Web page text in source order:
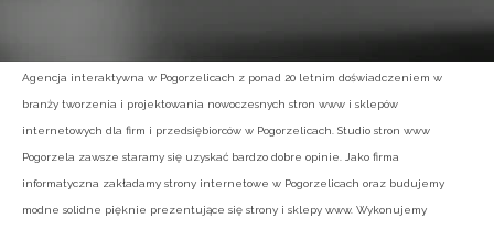
Agencja interaktywna w Pogorzelicach z ponad 20 letnim doświadczeniem w
branży tworzenia i projektowania nowoczesnych stron www i sklepów
internetowych dla firm i przedsiębiorców w Pogorzelicach. Studio stron www
Pogorzela zawsze staramy się uzyskać bardzo dobre opinie. Jako firma
informatyczna zakładamy strony internetowe w Pogorzelicach oraz budujemy
modne solidne pięknie prezentujące się strony i sklepy www. Wykonujemy